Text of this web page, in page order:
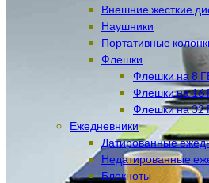
Внешние жесткие
Наушники
Портативные
Флешки
Флешки на 8
Флешки на 16
Флешки на 32
Ежедневники
Датированные
Недатированные
Блокноты